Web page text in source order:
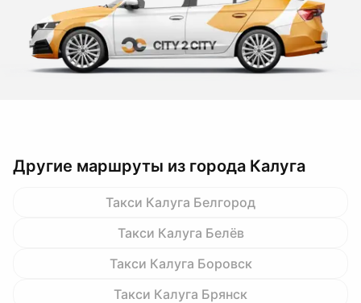
Другие маршруты из города Калуга
Такси Калуга Белгород
Такси Калуга Белёв
Такси Калуга Боровск
Такси Калуга Брянск